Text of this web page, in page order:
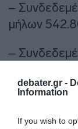
debater.gr -
Information
If you wish to
–
μήλων
–
16.179.600
–